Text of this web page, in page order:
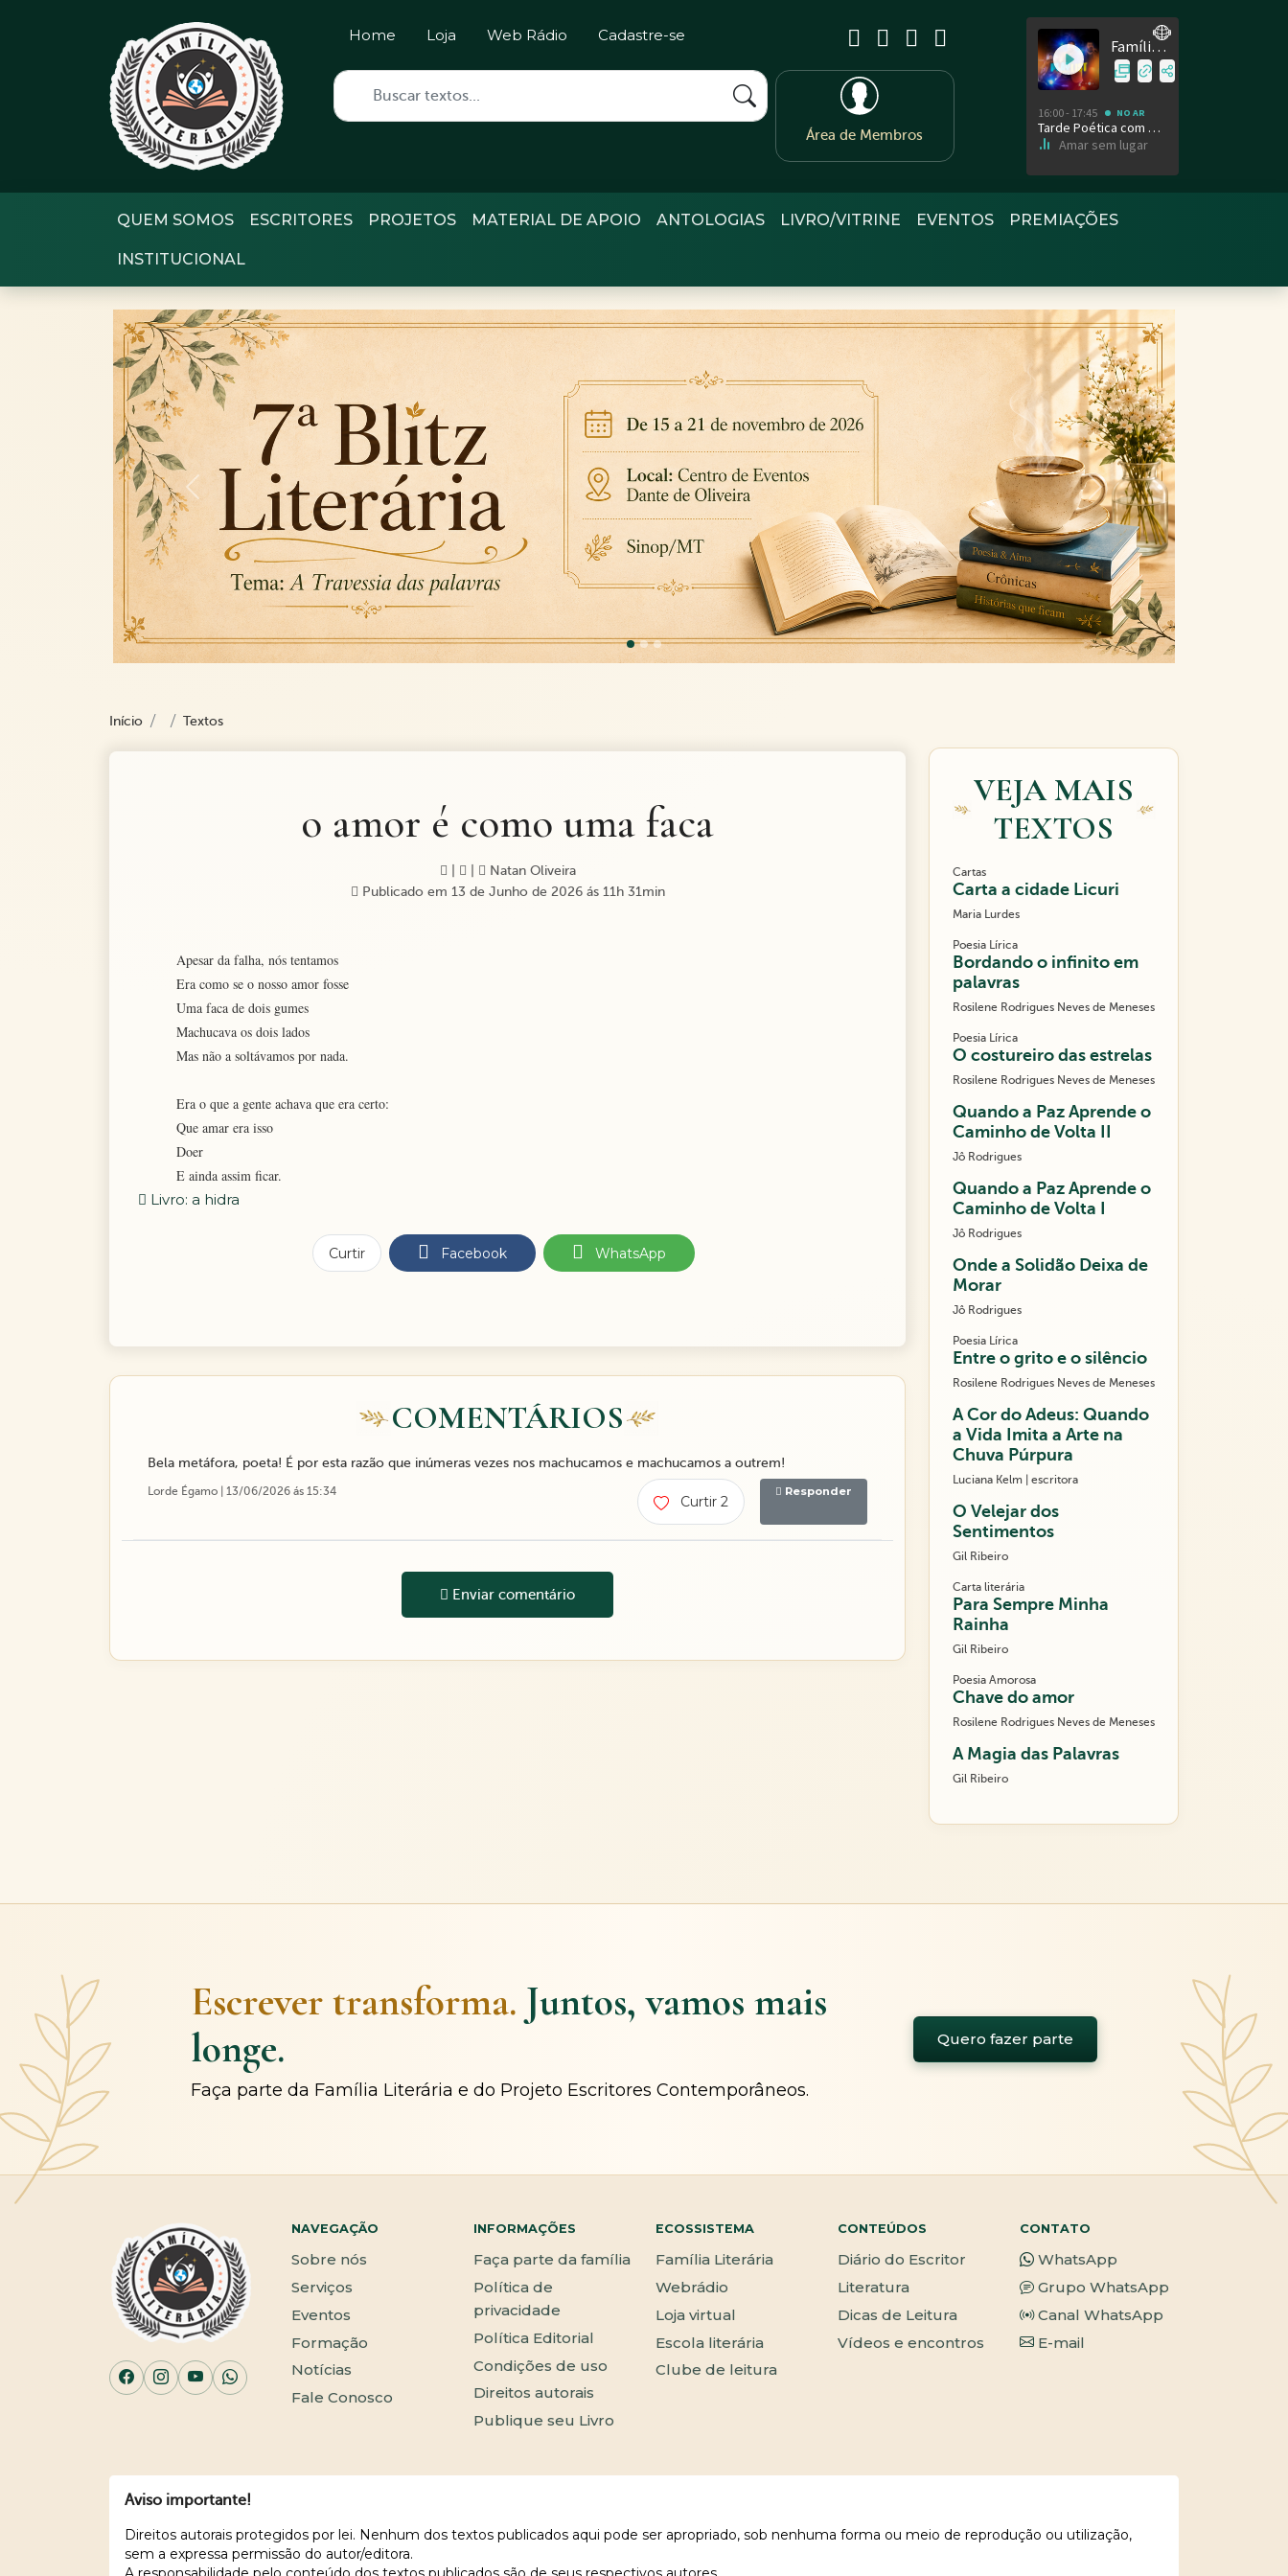
Home Loja Web Rádio Cadastre-se
Área de Membros
QUEM SOMOS ESCRITORES PROJETOS MATERIAL DE APOIO ANTOLOGIAS LIVRO/VITRINE EVENTOS PREMIAÇÕES
INSTITUCIONAL
Previous Next
Início Textos
o amor é como uma faca
Natan Oliveira
Publicado em 13 de Junho de 2026 ás 11h 31min
Apesar da falha, nós tentamos
Era como se o nosso amor fosse
Uma faca de dois gumes
Machucava os dois lados
Mas não a soltávamos por nada.
Era o que a gente achava que era certo:
Que amar era isso
Doer
E ainda assim ficar.
Livro: a hidra
Curtir Facebook WhatsApp
COMENTÁRIOS
Bela metáfora, poeta! É por esta razão que inúmeras vezes nos machucamos e machucamos a outrem!
Lorde Égamo | 13/06/2026 ás 15:34
Curtir 2
Responder
Enviar comentário
VEJA MAIS
TEXTOS
Cartas
Carta a cidade Licuri
Maria Lurdes
Poesia Lírica
Bordando o infinito em
palavras
Rosilene Rodrigues Neves de Meneses
Poesia Lírica
O costureiro das estrelas
Rosilene Rodrigues Neves de Meneses
Quando a Paz Aprende o
Caminho de Volta II
Jô Rodrigues
Quando a Paz Aprende o
Caminho de Volta I
Jô Rodrigues
Onde a Solidão Deixa de
Morar
Jô Rodrigues
Poesia Lírica
Entre o grito e o silêncio
Rosilene Rodrigues Neves de Meneses
A Cor do Adeus: Quando
a Vida Imita a Arte na
Chuva Púrpura
Luciana Kelm | escritora
O Velejar dos
Sentimentos
Gil Ribeiro
Carta literária
Para Sempre Minha
Rainha
Gil Ribeiro
Poesia Amorosa
Chave do amor
Rosilene Rodrigues Neves de Meneses
A Magia das Palavras
Gil Ribeiro
Escrever transforma. Juntos, vamos mais
longe.
Faça parte da Família Literária e do Projeto Escritores Contemporâneos.
Quero fazer parte
NAVEGAÇÃO
Sobre nós
Serviços
Eventos
Formação
Notícias
Fale Conosco
INFORMAÇÕES
Faça parte da família
Política de
privacidade
Política Editorial
Condições de uso
Direitos autorais
Publique seu Livro
ECOSSISTEMA
Família Literária
Webrádio
Loja virtual
Escola literária
Clube de leitura
CONTEÚDOS
Diário do Escritor
Literatura
Dicas de Leitura
Vídeos e encontros
CONTATO
WhatsApp
Grupo WhatsApp
Canal WhatsApp
E-mail
Aviso importante!
Direitos autorais protegidos por lei. Nenhum dos textos publicados aqui pode ser apropriado, sob nenhuma forma ou meio de reprodução ou utilização,
sem a expressa permissão do autor/editora.